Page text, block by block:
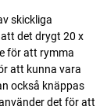
skickliga
det drygt 20 x
för att rymma
att kunna vara
också knäppas
det för att